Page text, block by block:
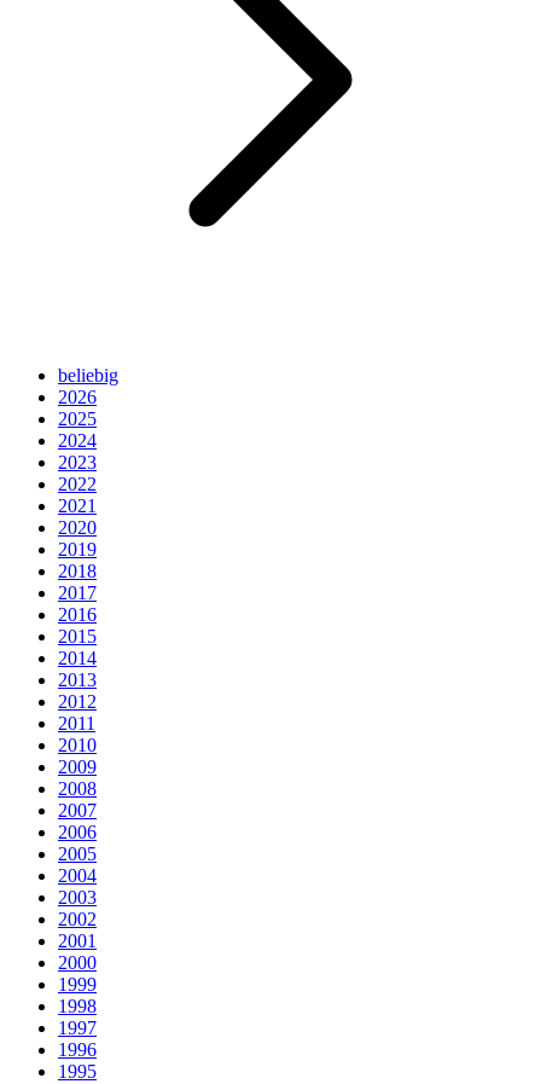
beliebig
2026
2025
2024
2023
2022
2021
2020
2019
2018
2017
2016
2015
2014
2013
2012
2011
2010
2009
2008
2007
2006
2005
2004
2003
2002
2001
2000
1999
1998
1997
1996
1995